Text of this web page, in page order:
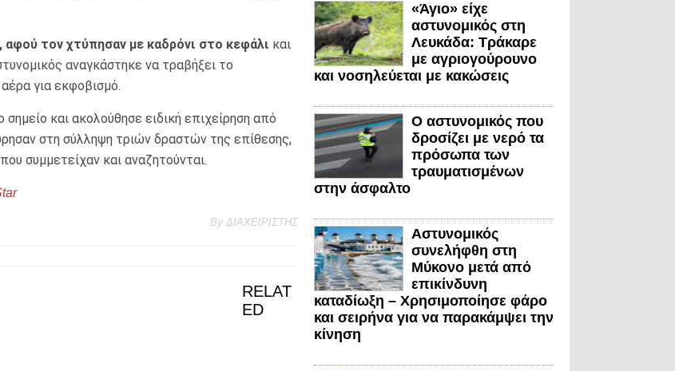
τον χτύπησαν με καδρόνι στο κεφάλι και
αναγκάστηκε να τραβήξει το
για εκφοβισμό.
και ακολούθησε ειδική επιχείρηση από
στη σύλληψη τριών δραστών της επίθεσης,
συμμετείχαν και αναζητούνται.
By ΔΙΑΧΕΙΡΙΣΤΗΣ
RELAT
ED
«Άγιο» είχε
αστυνομικός στη
Λευκάδα: Τράκαρε
με αγριογούρουνο
και νοσηλεύεται με κακώσεις
Ο αστυνομικός που
δροσίζει με νερό τα
πρόσωπα των
τραυματισμένων
στην άσφαλτο
Αστυνομικός
συνελήφθη στη
Μύκονο μετά από
επικίνδυνη
καταδίωξη – Χρησιμοποίησε φάρο
και σειρήνα για να παρακάμψει την
κίνηση